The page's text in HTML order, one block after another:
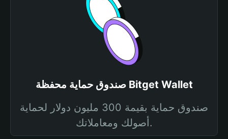
صندوق حماية محفظة Bitget Wallet
صندوق حماية بقيمة 300 مليون دولار لحماية
أصولك ومعاملاتك.